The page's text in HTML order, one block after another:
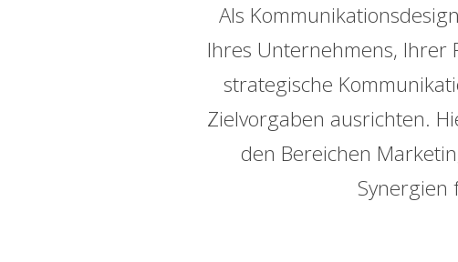
Als
Ihres Unternehmens, Ihrer
strategische
Zielvorgaben ausrichten.
den Bereichen
Synergien